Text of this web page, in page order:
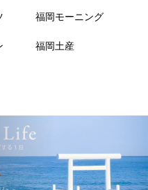
福岡モーニング
福岡土産